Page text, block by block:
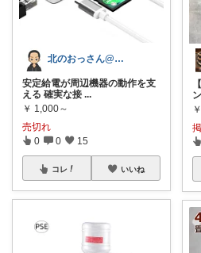
北のおっさん@ガジェット好き
安定給電が周辺機器の動作を支
える 確実な接 ...
￥ 1,000～
売切れ
0 0 15
コレ いいね
￥